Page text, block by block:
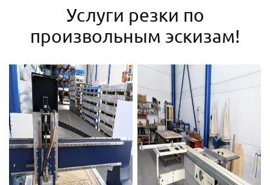
Услуги резки по
произвольным эскизам!